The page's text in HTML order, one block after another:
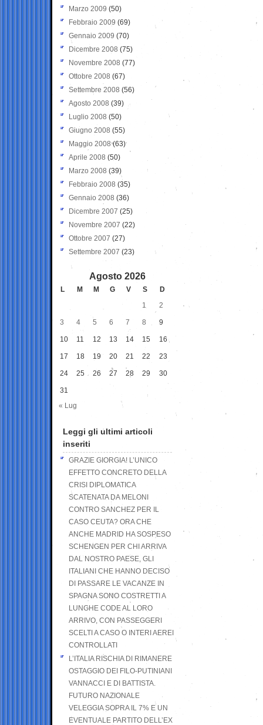
Marzo 2009 (50)
Febbraio 2009 (69)
Gennaio 2009 (70)
Dicembre 2008 (75)
Novembre 2008 (77)
Ottobre 2008 (67)
Settembre 2008 (56)
Agosto 2008 (39)
Luglio 2008 (50)
Giugno 2008 (55)
Maggio 2008(63)
Aprile 2008 (50)
Marzo 2008 (39)
Febbraio 2008 (35)
Gennaio 2008 (36)
Dicembre 2007 (25)
Novembre 2007 (22)
Ottobre 2007 (27)
Settembre 2007 (23)
Agosto 2026
L M M G V S
D
1
2
3 4 5 6 7 8 9
10 11 12 13 14 15 16
17 18 19 20 21 22 23
24 25 26 27 28 29 30
31
« Lug
Leggi gli ultimi articoli
inseriti
GRAZIE GIORGIA! L’UNICO
EFFETTO CONCRETO DELLA
CRISI DIPLOMATICA
SCATENATA DA MELONI
CONTRO SANCHEZ PER IL
CASO CEUTA? ORA CHE
ANCHE MADRID HA SOSPESO
SCHENGEN PER CHI ARRIVA
DAL NOSTRO PAESE, GLI
ITALIANI CHE HANNO DECISO
DI PASSARE LE VACANZE IN
SPAGNA SONO COSTRETTI A
LUNGHE CODE AL LORO
ARRIVO, CON PASSEGGERI
SCELTI A CASO O INTERI AEREI
CONTROLLATI
L’ITALIA RISCHIA DI RIMANERE
OSTAGGIO DEI FILO-PUTINIANI
VANNACCI E DI BATTISTA.
FUTURO NAZIONALE
VELEGGIA SOPRA IL 7% E UN
EVENTUALE PARTITO DELL’EX